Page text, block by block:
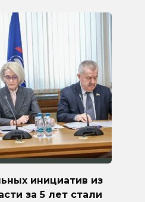
инициатив из
за 5 лет стали